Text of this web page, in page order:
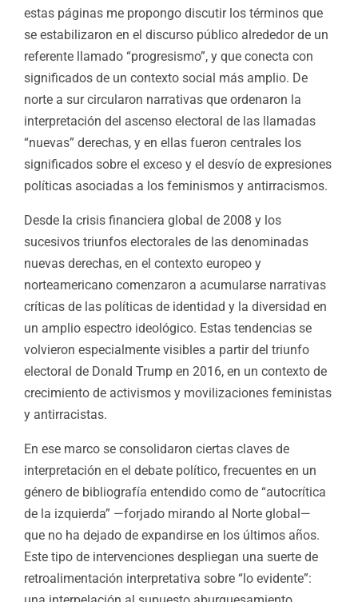
estas páginas me propongo discutir los términos que
se estabilizaron en el discurso público alrededor de un
referente llamado “progresismo”, y que conecta con
significados de un contexto social más amplio. De
norte a sur circularon narrativas que ordenaron la
interpretación del ascenso electoral de las llamadas
“nuevas” derechas, y en ellas fueron centrales los
significados sobre el exceso y el desvío de expresiones
políticas asociadas a los feminismos y antirracismos.
Desde la crisis financiera global de 2008 y los
sucesivos triunfos electorales de las denominadas
nuevas derechas, en el contexto europeo y
norteamericano comenzaron a acumularse narrativas
críticas de las políticas de identidad y la diversidad en
un amplio espectro ideológico. Estas tendencias se
volvieron especialmente visibles a partir del triunfo
electoral de Donald Trump en 2016, en un contexto de
crecimiento de activismos y movilizaciones feministas
y antirracistas.
En ese marco se consolidaron ciertas claves de
interpretación en el debate político, frecuentes en un
género de bibliografía entendido como de “autocrítica
de la izquierda” —forjado mirando al Norte global—
que no ha dejado de expandirse en los últimos años.
Este tipo de intervenciones despliegan una suerte de
retroalimentación interpretativa sobre “lo evidente”: